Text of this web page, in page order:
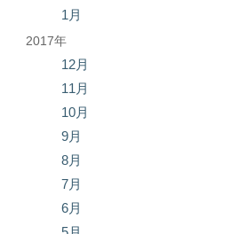
1月
2017年
12月
11月
10月
9月
8月
7月
6月